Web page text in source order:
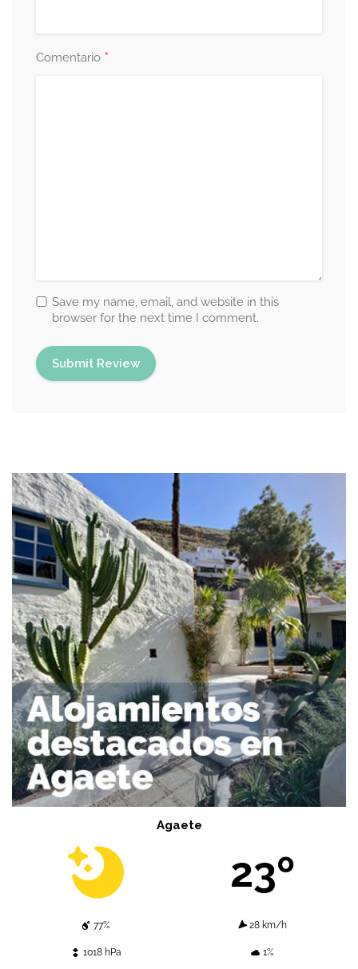
Comentario *
Save my name, email, and website in this
browser for the next time I comment.
Agaete
23º
77% 28 km/h
1018 hPa 1%